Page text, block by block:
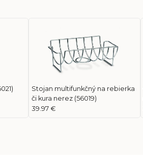
Stojan multifunkčný na rebierka
či kura nerez (56019)
39.97 €